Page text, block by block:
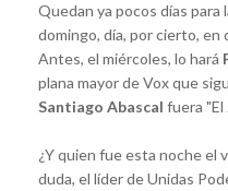
Quedan ya pocos días para
domingo, día, por cierto, en
Antes, el miércoles, lo hará
plana mayor de Vox que
Santiago Abascal fuera "El
¿Y quien fue esta noche el
duda, el líder de Unidas